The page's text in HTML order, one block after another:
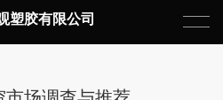
塑胶有限公司